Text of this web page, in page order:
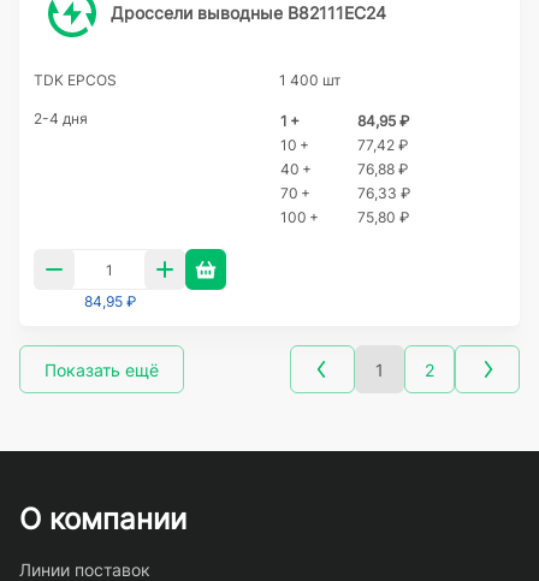
Дроссели выводные B82111EC24
TDK EPCOS 1 400 шт
2-4 дня 1 +
84,95 ₽
10 +
77,42 ₽
40 +
76,88 ₽
70 +
76,33 ₽
100 +
75,80 ₽
84,95 ₽
Показать ещё 1 2
О компании
Линии поставок